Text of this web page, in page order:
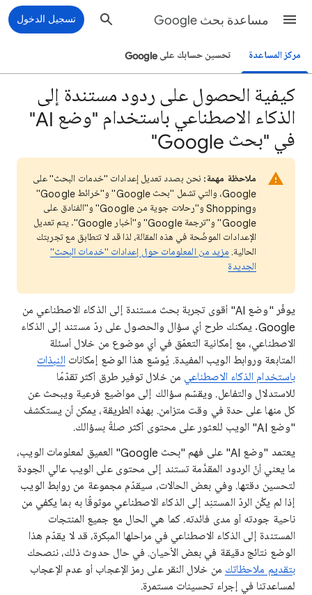
مساعدة بحث Google تسجيل الدخول
مركز المساعدة تحسين حسابك على Google
كيفية الحصول على ردود مستندة إلى
الذكاء الاصطناعي باستخدام "وضع AI"
في "بحث Google"
ملاحظة مهمة: نحن بصدد تعديل إعدادات "خدمات البحث" على
Google، والتي تشمل "بحث Google" و"خرائط Google"
وShopping و"رحلات جوية من Google" و"الفنادق على
Google" و"ترجمة Google" و"أخبار Google". يتم تعديل
الإعدادات الموضّحة في هذه المقالة، لذا قد لا تتطابق مع تجربتك
الحالية. مزيد من المعلومات حول إعدادات "خدمات البحث"
الجديدة
يوفّر "وضع AI" أقوى تجربة بحث مستندة إلى الذكاء الاصطناعي من
Google. يمكنك طرح أي سؤال والحصول على ردّ مستند إلى الذكاء
الاصطناعي، مع إمكانية التعمّق في أي موضوع من خلال أسئلة
المتابعة وروابط الويب المفيدة. يُوسّع هذا الوضع إمكاناتالنبذات
باستخدام الذكاء الاصطناعي من خلال توفير طرق أكثر تقدّمًا
للاستدلال والتفاعل. ويقسّم سؤالك إلى مواضيع فرعية ويبحث عن
كل منها على حدة في وقت متزامن. بهذه الطريقة، يمكن أن يستكشف
"وضع AI" الويب للعثور على محتوى أكثر صلةً بسؤالك.
يعتمد "وضع AI" على فهم "بحث Google" العميق لمعلومات الويب،
ما يعني أنّ الردود المقدَّمة تستند إلى محتوى على الويب عالي الجودة
لتحسين دقتها. وفي بعض الحالات، سيقدّم مجموعة من روابط الويب
إذا لم يكُن الردّ المستنِد إلى الذكاء الاصطناعي موثوقًا به بما يكفي من
ناحية جودته أو مدى فائدته. كما هي الحال مع جميع المنتجات
المستندة إلى الذكاء الاصطناعي في مراحلها المبكرة، قد لا يقدّم هذا
الوضع نتائج دقيقة في بعض الأحيان. في حال حدوث ذلك، ننصحك
بتقديم ملاحظاتك من خلال النقر على رمز الإعجاب أو عدم الإعجاب
لمساعدتنا في إجراء تحسينات مستمرة.